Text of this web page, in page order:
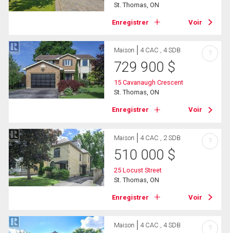
St. Thomas, ON
Enregistrer Voir
Maison 4 CAC , 4 SDB
729 900 $
15 Cavanaugh Crescent
St. Thomas, ON
Enregistrer Voir
?
Maison 4 CAC , 2 SDB
510 000 $
25 Locust Street
St. Thomas, ON
Enregistrer Voir
?
Maison 4 CAC , 4 SDB ?